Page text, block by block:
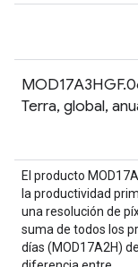
Terra, global,
El producto
la productividad
una resolución de
suma de todos los
días (MOD17A2H)